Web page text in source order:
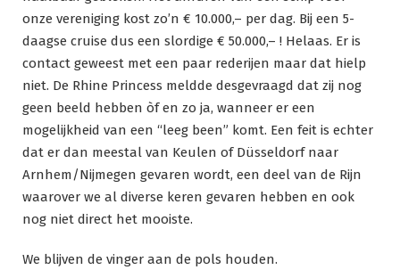
onze vereniging kost zo’n € 10.000,– per dag. Bij een 5-
daagse cruise dus een slordige € 50.000,– ! Helaas. Er is
contact geweest met een paar rederijen maar dat hielp
niet. De Rhine Princess meldde desgevraagd dat zij nog
geen beeld hebben òf en zo ja, wanneer er een
mogelijkheid van een “leeg been” komt. Een feit is echter
dat er dan meestal van Keulen of Düsseldorf naar
Arnhem/Nijmegen gevaren wordt, een deel van de Rijn
waarover we al diverse keren gevaren hebben en ook
nog niet direct het mooiste.
We blijven de vinger aan de pols houden.